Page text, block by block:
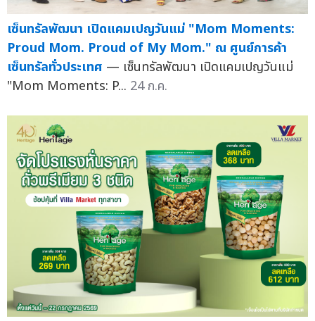
เซ็นทรัลพัฒนา เปิดแคมเปญวันแม่ "Mom Moments:
Proud Mom. Proud of My Mom." ณ ศูนย์การค้า
เซ็นทรัลทั่วประเทศ — เซ็นทรัลพัฒนา เปิดแคมเปญวันแม่
"Mom Moments: P... 24 ก.ค.